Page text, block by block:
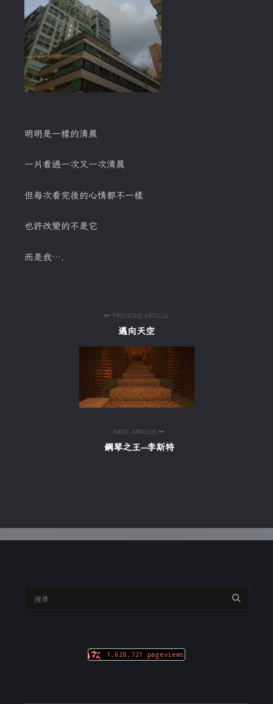
明明是一樣的清晨
一片看過一次又一次清晨
但每次看完後的心情都不一樣
也許改變的不是它
而是我….
PREVIOUS ARTICLE
邁向天空
NEXT ARTICLE
鋼琴之王--李斯特